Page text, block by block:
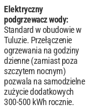
Elektryczny
podgrzewacz wody:
Standard w obudowie w
Tuluzie. Przełączenie
ogrzewania na godziny
dzienne (zamiast poza
szczytem nocnym)
pozwala na samodzielne
zużycie dodatkowych
300-500 kWh rocznie.